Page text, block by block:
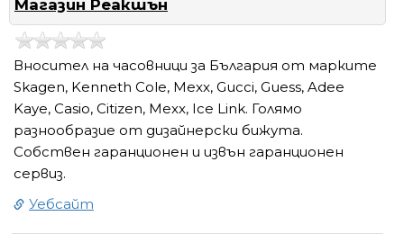
Магазин Реакшън
Вносител на часовници за България от марките
Skagen, Kenneth Cole, Mexx, Gucci, Guess, Adee
Kaye, Casio, Citizen, Mexx, Ice Link. Голямо
разнообразие от дизайнерски бижута.
Собствен гаранционен и извън гаранционен
сервиз.
Уебсайт